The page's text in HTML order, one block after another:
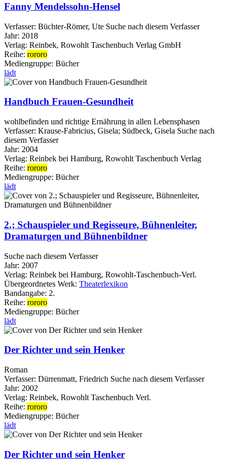
Fanny Mendelssohn-Hensel
Verfasser: Büchter-Römer, Ute Suche nach diesem Verfasser
Jahr: 2018
Verlag: Reinbek, Rowohlt Taschenbuch Verlag GmbH
Reihe: rororo
Mediengruppe: Bücher
lädt
Handbuch Frauen-Gesundheit
wohlbefinden und richtige Ernährung in allen Lebensphasen
Verfasser: Krause-Fabricius, Gisela; Südbeck, Gisela Suche nach
diesem Verfasser
Jahr: 2004
Verlag: Reinbek bei Hamburg, Rowohlt Taschenbuch Verlag
Reihe: rororo
Mediengruppe: Bücher
lädt
2.; Schauspieler und Regisseure, Bühnenleiter,
Dramaturgen und Bühnenbildner
Suche nach diesem Verfasser
Jahr: 2007
Verlag: Reinbek bei Hamburg, Rowohlt-Taschenbuch-Verl.
Übergeordnetes Werk: Theaterlexikon
Bandangabe: 2.
Reihe: rororo
Mediengruppe: Bücher
lädt
Der Richter und sein Henker
Roman
Verfasser: Dürrenmatt, Friedrich Suche nach diesem Verfasser
Jahr: 2002
Verlag: Reinbek, Rowohlt Taschenbuch Verl.
Reihe: rororo
Mediengruppe: Bücher
lädt
Der Richter und sein Henker